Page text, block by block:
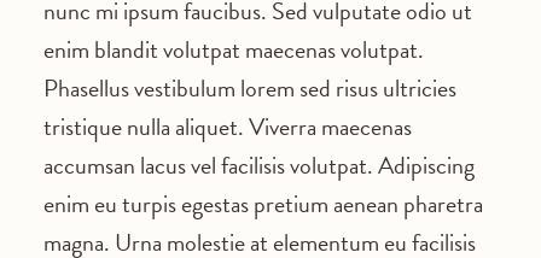
nunc mi ipsum faucibus. Sed vulputate odio ut
enim blandit volutpat maecenas volutpat.
Phasellus vestibulum lorem sed risus ultricies
tristique nulla aliquet. Viverra maecenas
accumsan lacus vel facilisis volutpat. Adipiscing
enim eu turpis egestas pretium aenean pharetra
magna. Urna molestie at elementum eu facilisis